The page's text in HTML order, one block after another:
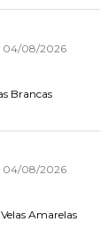
04/08/2026
Brancas
04/08/2026
Amarelas